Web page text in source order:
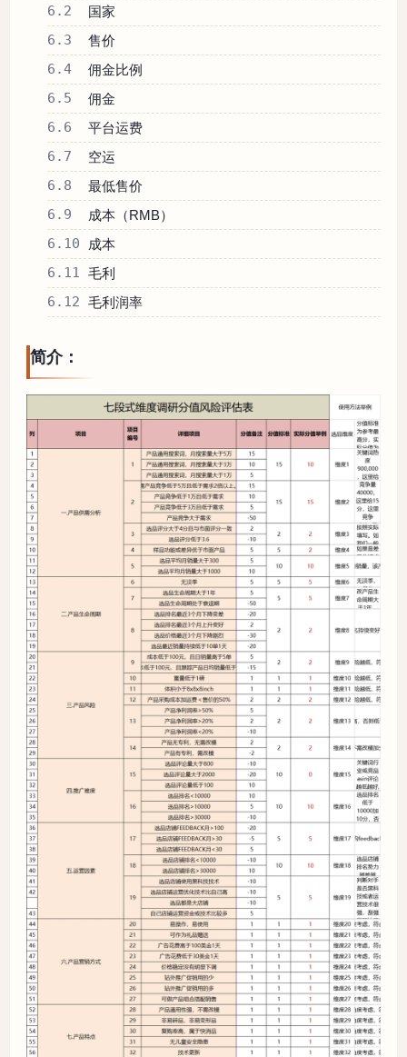
6.2 国家
6.3 售价
6.4 佣金比例
6.5 佣金
6.6 平台运费
6.7 空运
6.8 最低售价
6.9 成本（RMB）
6.10 成本
6.11 毛利
6.12 毛利润率
简介：